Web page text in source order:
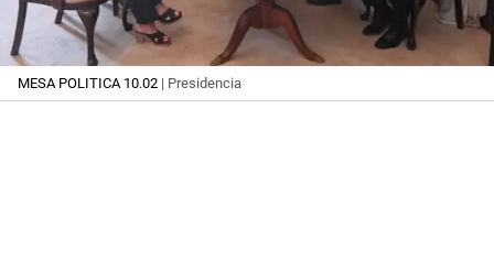
MESA POLITICA 10.02 | Presidencia